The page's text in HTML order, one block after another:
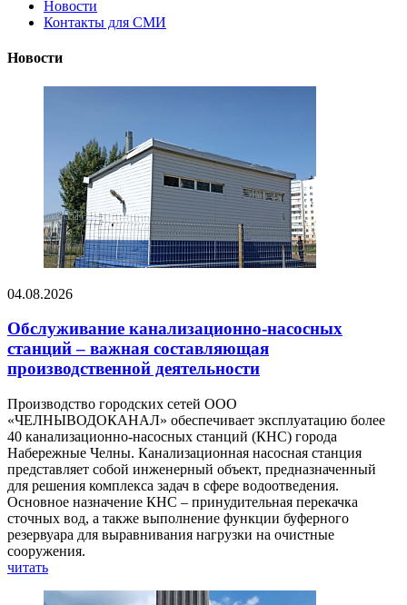
Новости
Контакты для СМИ
Новости
04.08.2026
Обслуживание канализационно-насосных
станций – важная составляющая
производственной деятельности
Производство городских сетей ООО
«ЧЕЛНЫВОДОКАНАЛ» обеспечивает эксплуатацию более
40 канализационно-насосных станций (КНС) города
Набережные Челны. Канализационная насосная станция
представляет собой инженерный объект, предназначенный
для решения комплекса задач в сфере водоотведения.
Основное назначение КНС – принудительная перекачка
сточных вод, а также выполнение функции буферного
резервуара для выравнивания нагрузки на очистные
сооружения.
читать